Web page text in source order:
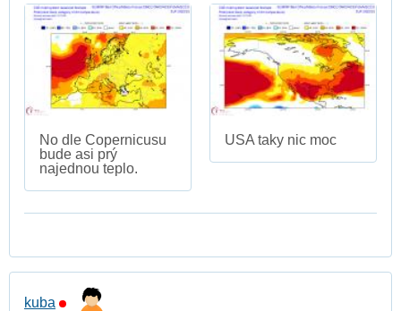
No dle Copernicusu
bude asi prý
najednou teplo.
USA taky nic moc
kuba